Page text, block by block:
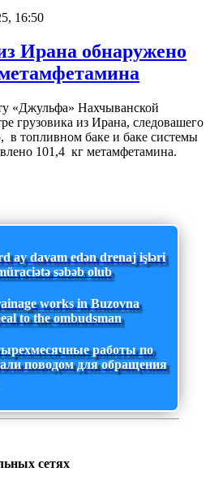
16:50
Ирана обнаружено
«Джульфа» Нахчыванской
грузовика из Ирана, следовашего
в топливном баке и баке системы
101,4 кг метамфетамина.
ay davam edən drenaj işləri
səbəb olub
works in Buzovna
to the ombudsman
работы по
поводом для обращения
сетях